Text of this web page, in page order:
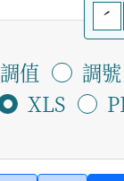
ˊ
調值
調號
XLS